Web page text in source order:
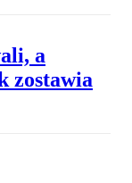
a
zostawia